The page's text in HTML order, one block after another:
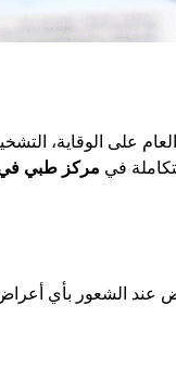
على الوقاية،
في مركز طبي
عند الشعور بأي